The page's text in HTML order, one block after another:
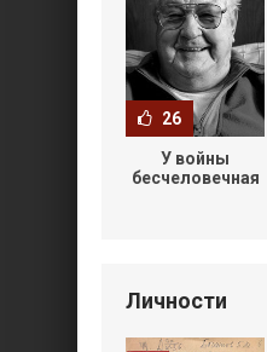
26
У войны
бесчеловечная
Личности